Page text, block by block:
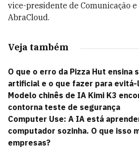
vice-presidente de Comunicação
AbraCloud.
Veja também
O que o erro da Pizza Hut ensina
artificial e o que fazer para evitá-
Modelo chinês de IA Kimi K3
contorna teste de segurança
Computer Use: A IA está
computador sozinha. O que isso
empresas?